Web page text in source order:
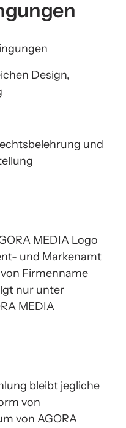
Design,
und
MEDIA Logo
und Markenamt
Firmenname
nur unter
MEDIA
bleibt jegliche
von
von AGORA